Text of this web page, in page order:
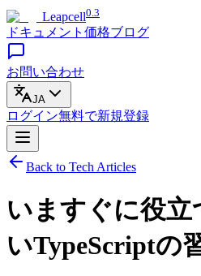
Leapcell0.3
ドキュメント 価格ブログ
お問い合わせ
JA
ログイン無料で新規登録
Back to Tech Articles
いますぐに役立
いTypeScriptの